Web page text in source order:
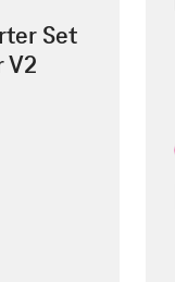
Set
V2